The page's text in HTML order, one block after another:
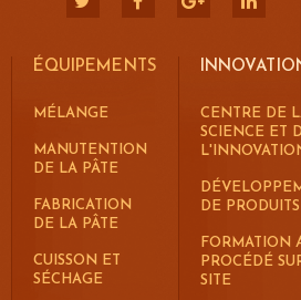
ÉQUIPEMENTS
MÉLANGE
MANUTENTION
DE LA PÂTE
FABRICATION
DE LA PÂTE
CUISSON ET
SÉCHAGE
CENTRE DE
SCIENCE ET
DE PRODUITS
FORMATION
PROCÉDÉ
SITE